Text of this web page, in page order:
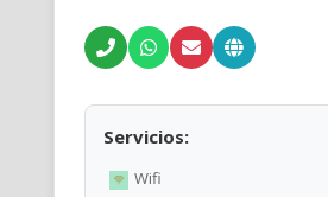
Servicios:
Wifi